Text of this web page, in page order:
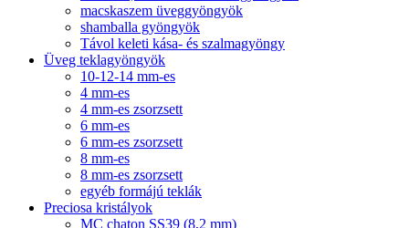
macskaszem üveggyöngyök
shamballa gyöngyök
Távol keleti kása- és szalmagyöngy
Üveg teklagyöngyök
10-12-14 mm-es
4 mm-es
4 mm-es zsorzsett
6 mm-es
6 mm-es zsorzsett
8 mm-es
8 mm-es zsorzsett
egyéb formájú teklák
Preciosa kristályok
MC chaton SS39 (8,2 mm)